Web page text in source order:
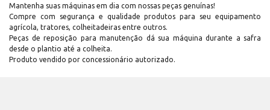
Mantenha suas máquinas em dia com nossas peças genuínas!
Compre com segurança e qualidade produtos para seu equipamento
agrícola, tratores, colheitadeiras entre outros.
Peças de reposição para manutenção dá sua máquina durante a safra
desde o plantio até a colheita.
Produto vendido por concessionário autorizado.